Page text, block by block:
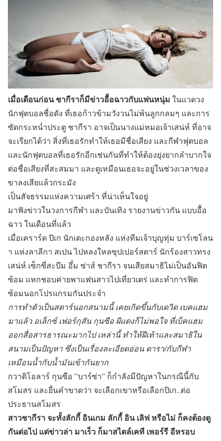
เมื่อเดือนก่อน ชากีราก็มีข่าวอื้อฉาวกับแฟนหนุ่ม ในแวดวง
นักฟุตบอลชื่อดัง ที่เธอก้าวข้ามวังวนไม่พ้นลูกกลมๆ และการ
ซัดกระหน่ำประตู ชากีรา อาจเป็นนางแม่หมอเจ้าเสน่ห์ ที่อาจ
จะเรียกได้ว่า สิ่งที่เธอรักทำให้เธอมีชื่อเสียง และกีฬาฟุตบอล
และนักฟุตบอลที่เธอรักอีกเช่นกันที่ทำให้ต้องยุ่งยากลำบากใจ
ต่อชื่อเสียงที่สะสมมา และดูเหมือนเธอจะอยู่ในช่วงเวลาของ
ขาลงเสียแล้วกระมัง
เป็นสัจธรรมแห่งความเศร้า ที่น่าเห็นใจอยู่
มาฟังข่าวในวงการกีฬา และบันเทิง รายงานข่าวกัน แบบอื้อ
ฉาว ในเดือนที่แล้ว
เมื่อเคราร์ด ปิเก นักเตะกองหลัง แห่งทีมเจ้าบุญทุ่ม บาร์เซโลน
า แห่งลาลีกา สเปน ไปหลงใหลซุปเปอร์สตาร์ นักร้องสาวทรง
เสน่ห์ เซ็กซี่สะบึม อึ๋ม ซ่าส์ ชากีรา จนเสียสมาธิไม่เป็นอันฟิต
ซ้อม แหกชอบค่ายพาแฟนสาวไปเที่ยวเตร่ และทำการฟิต
ซ้อมนอกโปรแกรมกันประจำ
การทำตัวเป็นสตาร์นอกสนามนี้ เคยเกิดขึ้นกับเดวิด เบคแฮม
มาแล้ว อเล็กซ์ เฟอร์กุสัน กุนซือ ผีแดงก็ไม่พอใจ ที่เบ็คแฮม
ออกสื่อสารธารณะมากไป เหล่านี้ ทำให้ฝีเท้าและสมาธิใน
สนามเป็นปัญหา ซึ่งเป็นเรื่องละเอียดอ่อน ดารา/กับกีฬา
เหมือนน้ำกับน้ำมันเข้ากันยาก
กวาดิโอลาร์ กุนซือ ”บาร์ซ่า” ก็กำลังมีปัญหาในกรณีนี้กับ
สโมสร และยื่นคำขาดว่า จะเลือกเขาหรือเลือกปิเก..ต่อ
ประธานสโมสร
สาวชากีรา จะทั้งลักกี้ อินเกม ลักกี้ อิน เลิฟ หรือไม่ ก็คงต้องดู
กันต่อไป แต่ข่าวล่า มาเร็ว ก็มาสไตล์เคที เพอร์รี อีหรอบ